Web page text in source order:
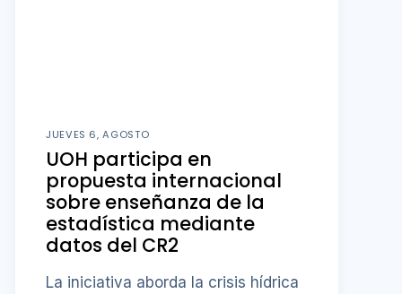
JUEVES 6, AGOSTO
UOH participa en
propuesta internacional
sobre enseñanza de la
estadística mediante
datos del CR2
La iniciativa aborda la crisis hídrica